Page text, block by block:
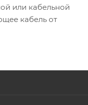
или кабельной
кабель от